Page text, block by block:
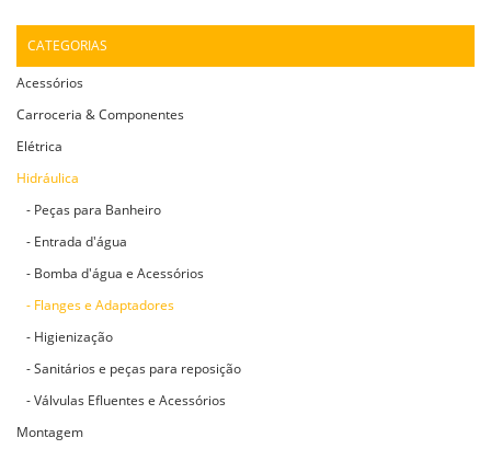
CATEGORIAS
Acessórios
Carroceria & Componentes
Elétrica
Hidráulica
- Peças para Banheiro
- Entrada d'água
- Bomba d'água e Acessórios
- Flanges e Adaptadores
- Higienização
- Sanitários e peças para reposição
- Válvulas Efluentes e Acessórios
Montagem